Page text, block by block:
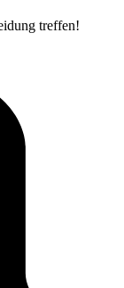
treffen!